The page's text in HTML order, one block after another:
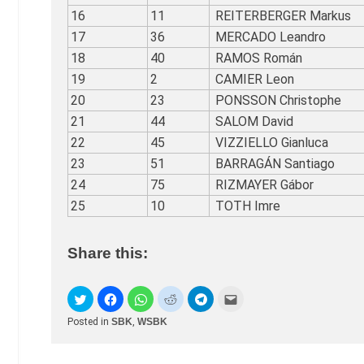
16
11
REITERBERGER Markus
17
36
MERCADO Leandro
18
40
RAMOS Román
19
2
CAMIER Leon
20
23
PONSSON Christophe
21
44
SALOM David
22
45
VIZZIELLO Gianluca
23
51
BARRAGÁN Santiago
24
75
RIZMAYER Gábor
25
10 TOTH Imre
Share this:
Posted in SBK, WSBK